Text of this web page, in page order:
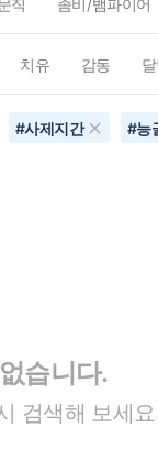
직 좀비/뱀파이어
치유 감동
#사제지간 #능
습니다.
검색해 보세